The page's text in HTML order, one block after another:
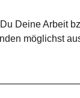
Deine Arbeit
möglichst